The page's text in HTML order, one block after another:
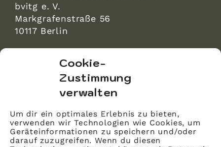
Cookie-
Zustimmung
verwalten
Um dir ein optimales Erlebnis zu bieten,
verwenden wir Technologien wie Cookies, um
Geräteinformationen zu speichern und/oder
darauf zuzugreifen. Wenn du diesen
bvitg e. V.
Markgrafenstraße 56
10117 Berlin
Markgrafenstraße 56
10117 Berlin
Impressum
Kontakt